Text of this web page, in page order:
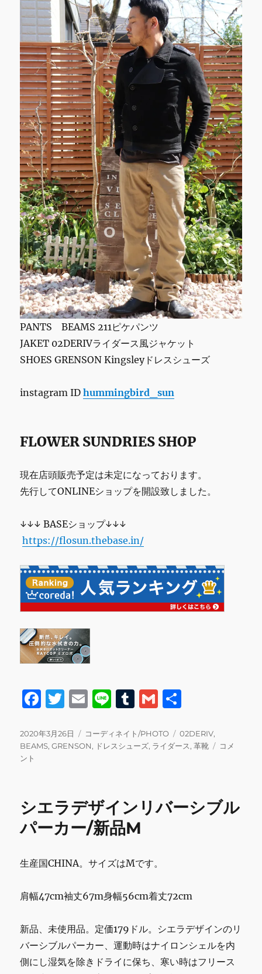
歩/
新
型
コ
ロ
ナ/
東
京/
葛
飾
区/
遊
具/
ア
ス
レ
チ
ッ
ク/
ス
ト
レ
ス
発
散
に
PANTS BEAMS 211ピケパンツ
JAKET 02DERIVライダース風ジャケット
SHOES GRENSON Kingsleyドレスシューズ
instagram IDhummingbird_sun
FLOWER SUNDRIES SHOP
現在店頭販売予定は未定になっております。
先行してONLINEショップを開設致しました。
↓↓↓ BASEショップ↓↓↓
https://flosun.thebase.in/
F
c
e
o
k
T
it
te
E
ai
l
Li
e
T
m
bl
G
ai
l
投
稿
日:
2020年3月26日
カ
テ
コーディネイト/PHOTO
タ
グ
02DERIV,
BEAMS,GRENSON, ドレスシューズ, ライダース,革靴
USED
ネ
コメ
ント
シエラデザインリバーシブル
パーカー/新品M
生産国CHINA。サイズはMです。
肩幅47cm袖丈67m身幅56cm着丈72cm
新品、未使用品。定価179ドル。シエラデザインのリ
バーシブルパーカー、運動時はナイロンシェルを内
側にし湿気を除きドライに保ち、寒い時はフリース